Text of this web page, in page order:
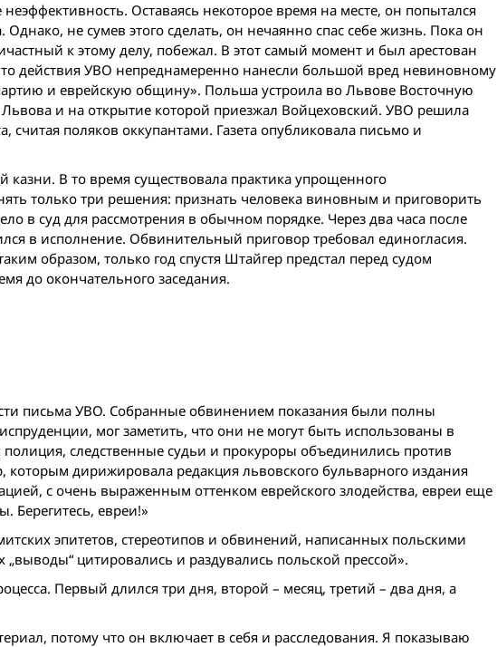
Оставаясь некоторое время на месте, он попытался
не сумев этого сделать, он нечаянно спас себе жизнь. Пока он
к этому делу, побежал. В этот самый момент и был арестован
действия УВО непреднамеренно нанесли большой вред невиновному
и еврейскую общину». Польша устроила во Львове Восточную
Львова и на открытие которой приезжал Вой­цеховский. УВО решила
считая поляков оккупантами. Газета опубликовала письмо и
казни. В то время существовала практика упрощенного
только три решения: признать человека виновным и приговорить
в суд для рассмотрения в обычном порядке. Через два часа после
в исполнение. Обвинительный приговор требовал единогласия.
образом, только год спустя Штайгер предстал перед судом
до окончательного заседания.
письма УВО. Собранные обвинением показания были полны
мог заметить, что они не могут быть использованы в
полиция, следственные судьи и прокуроры объединились против
дирижировала редакция львовского бульварного издания
с очень выраженным оттенком еврейского злодейства, евреи еще
Берегитесь, евреи!»
эпитетов, стереотипов и обвинений, написанных польскими
цитировались и раздувались польской прессой».
Первый длился три дня, второй – месяц, третий – два дня, а
потому что он включает в себя и расследования. Я показываю